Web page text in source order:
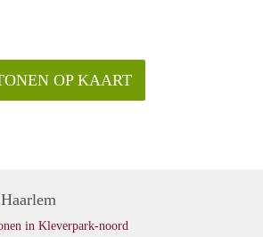
en FAQ’s verwijzen we naar de site
OP KAART
in Kleverpark-noord